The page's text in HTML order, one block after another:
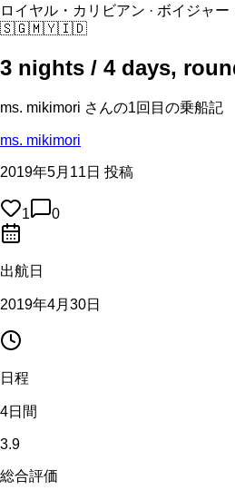
ロイヤル・カリビアン · ボイジャ
🇸🇬🇲🇾🇮🇩
3 nights / 4 days,
ms. mikimori さんの1回目の乗船記
ms. mikimori
2019年5月11日 投稿
1 0
出航日
2019年4月30日
日程
4日間
3.9
総合評価